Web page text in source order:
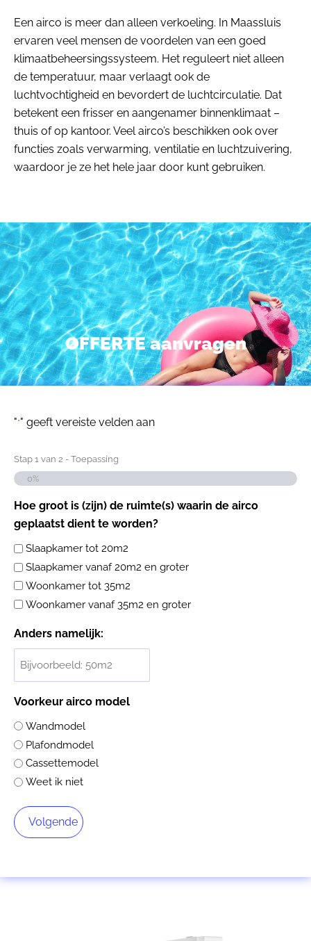
Een airco is meer dan alleen verkoeling. In Maassluis
ervaren veel mensen de voordelen van een goed
klimaatbeheersingssysteem. Het reguleert niet alleen
de temperatuur, maar verlaagt ook de
luchtvochtigheid en bevordert de luchtcirculatie. Dat
betekent een frisser en aangenamer binnenklimaat –
thuis of op kantoor. Veel airco’s beschikken ook over
functies zoals verwarming, ventilatie en luchtzuivering,
waardoor je ze het hele jaar door kunt gebruiken.
OFFERTE aanvragen
"*" geeft vereiste velden aan
Stap 1 van 2 - Toepassing
0%
Hoe groot is (zijn) de ruimte(s) waarin de airco
geplaatst dient te worden?
Slaapkamer tot 20m2
Slaapkamer vanaf 20m2 en groter
Woonkamer tot 35m2
Woonkamer vanaf 35m2 en groter
Anders namelijk:
Voorkeur airco model
Wandmodel
Plafondmodel
Cassettemodel
Weet ik niet